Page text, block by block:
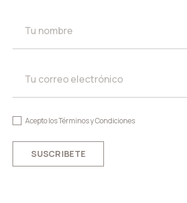
Acepto losTérminos y Condiciones
SUSCRIBETE